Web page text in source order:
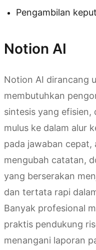
Pengambilan
Notion AI
Notion AI dirancang
membutuhkan
sintesis yang efisien,
mulus ke dalam alur
pada jawaban cepat,
mengubah catatan,
yang berserakan
dan tertata rapi
Banyak profesional
praktis pendukung
menangani laporan